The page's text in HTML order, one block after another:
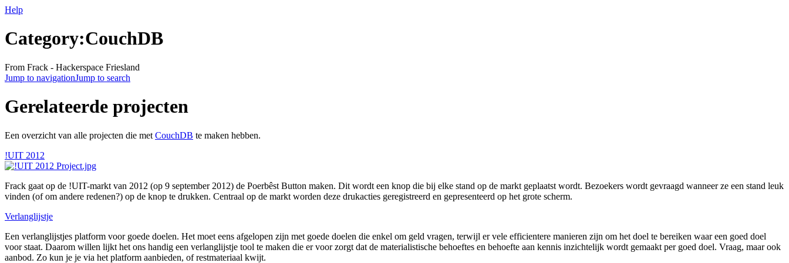
Help
Category:CouchDB
From Frack - Hackerspace Friesland
Jump to navigationJump to search
Gerelateerde projecten
Een overzicht van alle projecten die met CouchDB te maken hebben.
!UIT 2012
Frack gaat op de !UIT-markt van 2012 (op 9 september 2012) de Poerbêst Button maken. Dit wordt een knop die bij elke stand op de markt geplaatst wordt. Bezoekers wordt gevraagd wanneer ze een stand leuk
vinden (of om andere redenen?) op de knop te drukken. Centraal op de markt worden deze drukacties geregistreerd en gepresenteerd op het grote scherm.
Verlanglijstje
Een verlanglijstjes platform voor goede doelen. Het moet eens afgelopen zijn met goede doelen die enkel om geld vragen, terwijl er vele efficientere manieren zijn om het doel te bereiken waar een goed doel
voor staat. Daarom willen lijkt het ons handig een verlanglijstje tool te maken die er voor zorgt dat de materialistische behoeftes en behoefte aan kennis inzichtelijk wordt gemaakt per goed doel. Vraag, maar ook
aanbod. Zo kun je je via het platform aanbieden, of restmateriaal kwijt.